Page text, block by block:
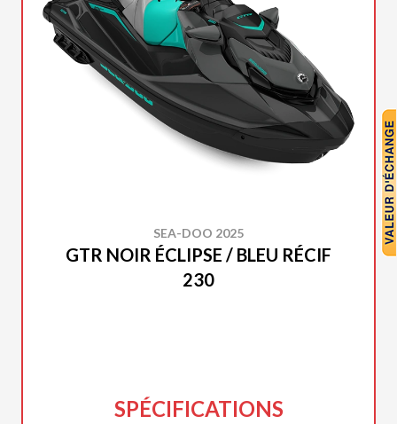
SEA-DOO 2025
GTR NOIR ÉCLIPSE / BLEU RÉCIF
230
SPÉCIFICATIONS